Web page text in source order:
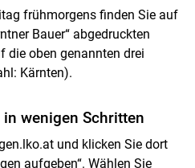
frühmorgens finden Sie auf
Bauer“ abgedruckten
die oben genannten drei
Kärnten).
wenigen Schritten
und klicken Sie dort
aufgeben“. Wählen Sie